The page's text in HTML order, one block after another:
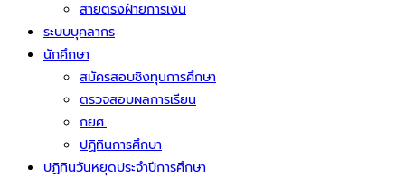
สายตรงฝ่ายการเงิน
ระบบบุคลากร
นักศึกษา
สมัครสอบชิงทุนการศึกษา
ตรวจสอบผลการเรียน
กยศ.
ปฏิทินการศึกษา
ปฏิทินวันหยุดประจำปีการศึกษา